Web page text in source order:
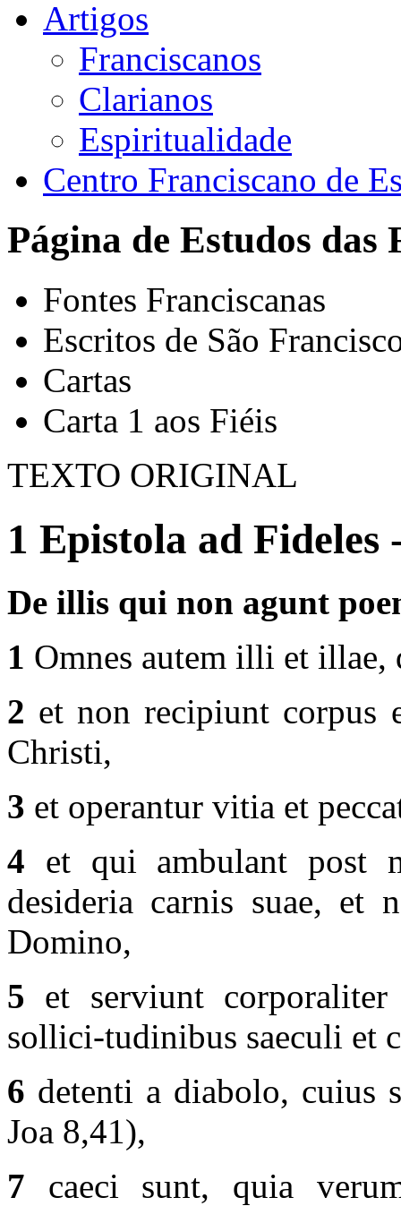
Artigos
Franciscanos
Clarianos
Espiritualidade
Centro Franciscano de
Página de Estudos das
Fontes Franciscanas
Escritos de São
Cartas
Carta 1 aos Fiéis
TEXTO ORIGINAL
1 Epistola ad Fideles
De illis qui non agunt
1 Omnes autem illi et
2 et non recipiunt corpus
Christi,
3 et operantur vitia et
4 et qui ambulant post
desideria carnis suae, et
Domino,
5 et serviunt
sollici-tudinibus saeculi et
6 detenti a diabolo, cuius
Joa 8,41),
7 caeci sunt, quia